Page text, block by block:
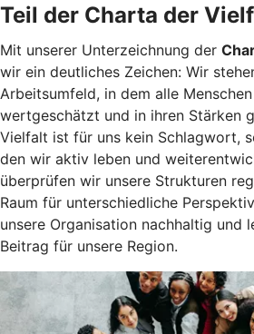
Teil der Charta der
Mit unserer Unterzeichnung der
wir ein deutliches Zeichen: Wir
Arbeitsumfeld, in dem alle
wertgeschätzt und in ihren Stärken
Vielfalt ist für uns kein Schlagwort,
den wir aktiv leben und
überprüfen wir unsere Strukturen
Raum für unterschiedliche
unsere Organisation nachhaltig und
Beitrag für unsere Region.